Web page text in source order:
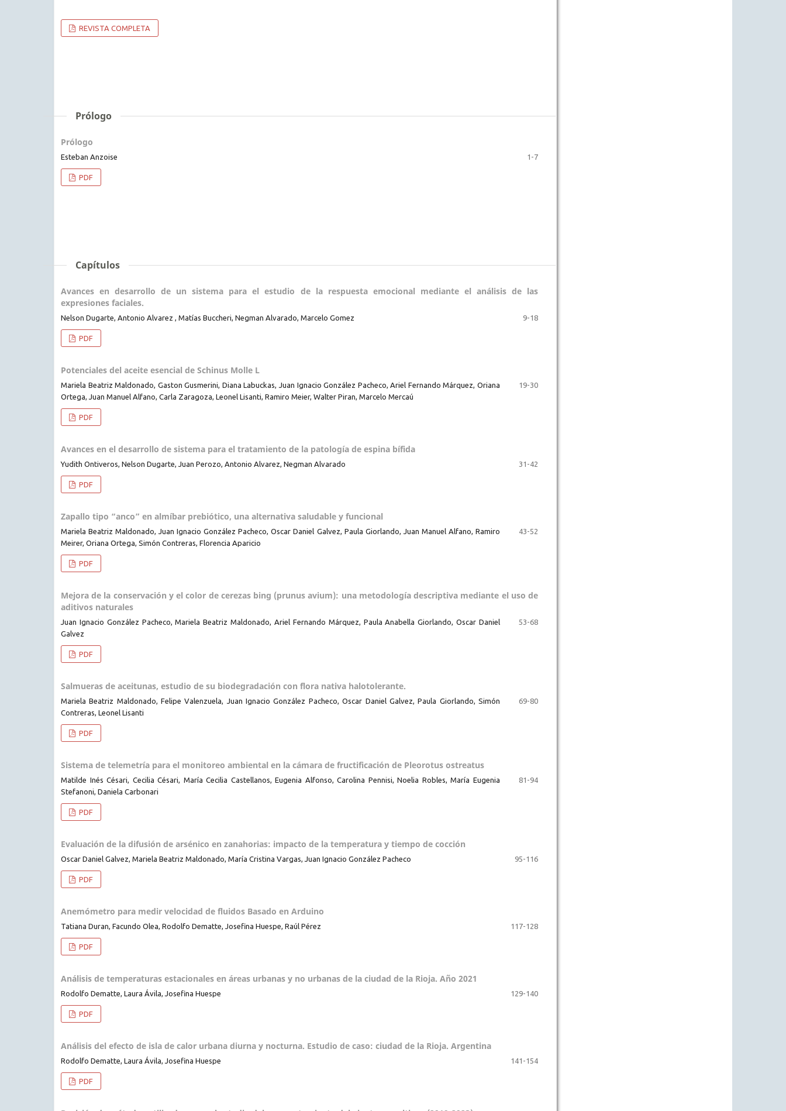
REVISTA COMPLETA
Prólogo
Prólogo
Esteban Anzoise 1-7
PDF
Capítulos
Avances en desarrollo de un sistema para el estudio de la respuesta emocional mediante el análisis de las
expresiones faciales.
Nelson Dugarte, Antonio Alvarez , Matías Buccheri, Negman Alvarado, Marcelo Gomez 9-18
PDF
Potenciales del aceite esencial de Schinus Molle L
Mariela Beatriz Maldonado, Gaston Gusmerini, Diana Labuckas, Juan Ignacio González Pacheco, Ariel Fernando Márquez, Oriana
Ortega, Juan Manuel Alfano, Carla Zaragoza, Leonel Lisanti, Ramiro Meier, Walter Piran, Marcelo Mercaú
19-30
PDF
Avances en el desarrollo de sistema para el tratamiento de la patología de espina bífida
Yudith Ontiveros, Nelson Dugarte, Juan Perozo, Antonio Alvarez, Negman Alvarado 31-42
PDF
Zapallo tipo “anco” en almíbar prebiótico, una alternativa saludable y funcional
Mariela Beatriz Maldonado, Juan Ignacio González Pacheco, Oscar Daniel Galvez, Paula Giorlando, Juan Manuel Alfano, Ramiro
Meirer, Oriana Ortega, Simón Contreras, Florencia Aparicio
43-52
PDF
Mejora de la conservación y el color de cerezas bing (prunus avium): una metodología descriptiva mediante el uso de
aditivos naturales
Juan Ignacio González Pacheco, Mariela Beatriz Maldonado, Ariel Fernando Márquez, Paula Anabella Giorlando, Oscar Daniel
Galvez
53-68
PDF
Salmueras de aceitunas, estudio de su biodegradación con flora nativa halotolerante.
Mariela Beatriz Maldonado, Felipe Valenzuela, Juan Ignacio González Pacheco, Oscar Daniel Galvez, Paula Giorlando, Simón
Contreras, Leonel Lisanti
69-80
PDF
Sistema de telemetría para el monitoreo ambiental en la cámara de fructificación de Pleorotus ostreatus
Matilde Inés Césari, Cecilia Césari, María Cecilia Castellanos, Eugenia Alfonso, Carolina Pennisi, Noelia Robles, María Eugenia
Stefanoni, Daniela Carbonari
81-94
PDF
Evaluación de la difusión de arsénico en zanahorias: impacto de la temperatura y tiempo de cocción
Oscar Daniel Galvez, Mariela Beatriz Maldonado, María Cristina Vargas, Juan Ignacio González Pacheco 95-116
PDF
Anemómetro para medir velocidad de fluidos Basado en Arduino
Tatiana Duran, Facundo Olea, Rodolfo Dematte, Josefina Huespe, Raúl Pérez 117-128
PDF
Análisis de temperaturas estacionales en áreas urbanas y no urbanas de la ciudad de la Rioja. Año 2021
Rodolfo Dematte, Laura Ávila, Josefina Huespe 129-140
PDF
Análisis del efecto de isla de calor urbana diurna y nocturna. Estudio de caso: ciudad de la Rioja. Argentina
Rodolfo Dematte, Laura Ávila, Josefina Huespe 141-154
PDF